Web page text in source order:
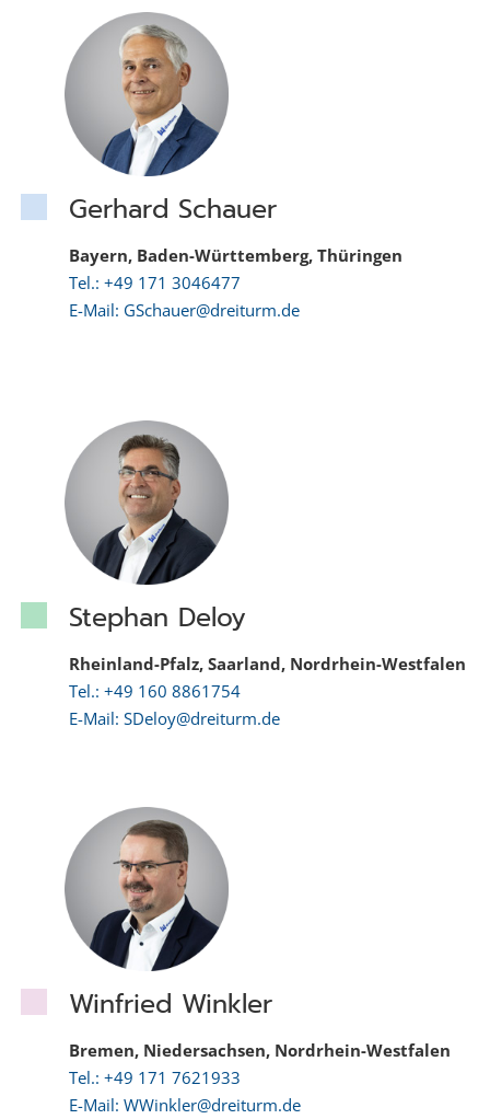
Gerhard Schauer
Bayern, Baden-Württemberg, Thüringen
Tel.: +49 171 3046477
E-Mail: GSchauer@dreiturm.de
Stephan Deloy
Rheinland-Pfalz, Saarland, Nordrhein-Westfalen
Tel.: +49 160 8861754
E-Mail: SDeloy@dreiturm.de
Winfried Winkler
Bremen, Niedersachsen, Nordrhein-Westfalen
Tel.: +49 171 7621933
E-Mail: WWinkler@dreiturm.de